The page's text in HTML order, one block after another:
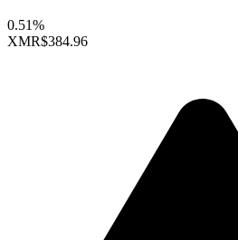
0.51%
XMR$384.96